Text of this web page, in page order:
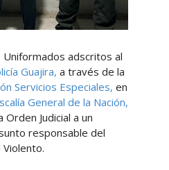
Uniformados adscritos al
Guajira, a través de la
Servicios Especiales, en
General de la Nación,
Judicial a un
responsable del